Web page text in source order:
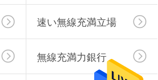
速い無線充満立場
無線充満力銀行